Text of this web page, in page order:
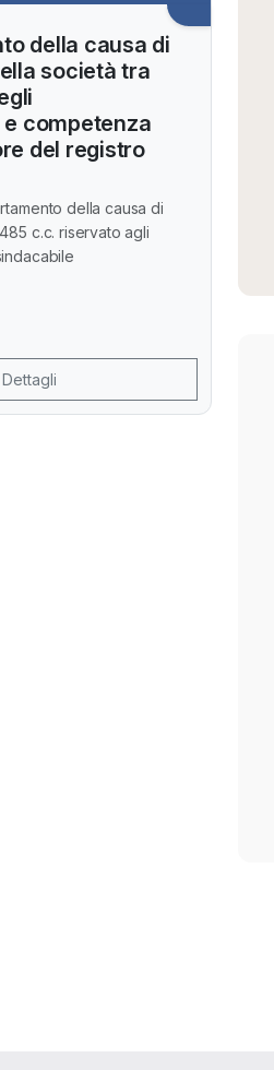
della causa di
società tra
competenza
del registro
della causa di
c.c. riservato agli
Dettagli